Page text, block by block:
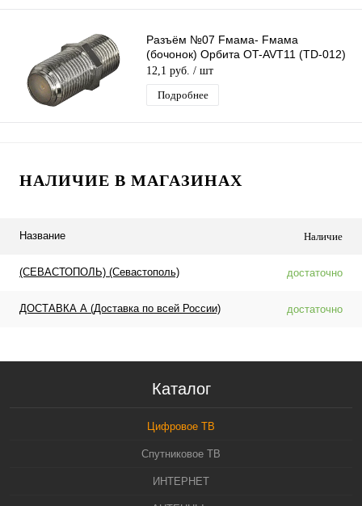
Разъём №07 Fмама- Fмама
(бочонок) Орбита OT-AVT11 (TD-012)
12,1 руб. / шт
Подробнее
НАЛИЧИЕ В МАГАЗИНАХ
Название Наличие
(СЕВАСТОПОЛЬ) (Севастополь) достаточно
ДОСТАВКА А (Доставка по всей России) достаточно
Каталог
Цифровое ТВ
Спутниковое ТВ
ИНТЕРНЕТ